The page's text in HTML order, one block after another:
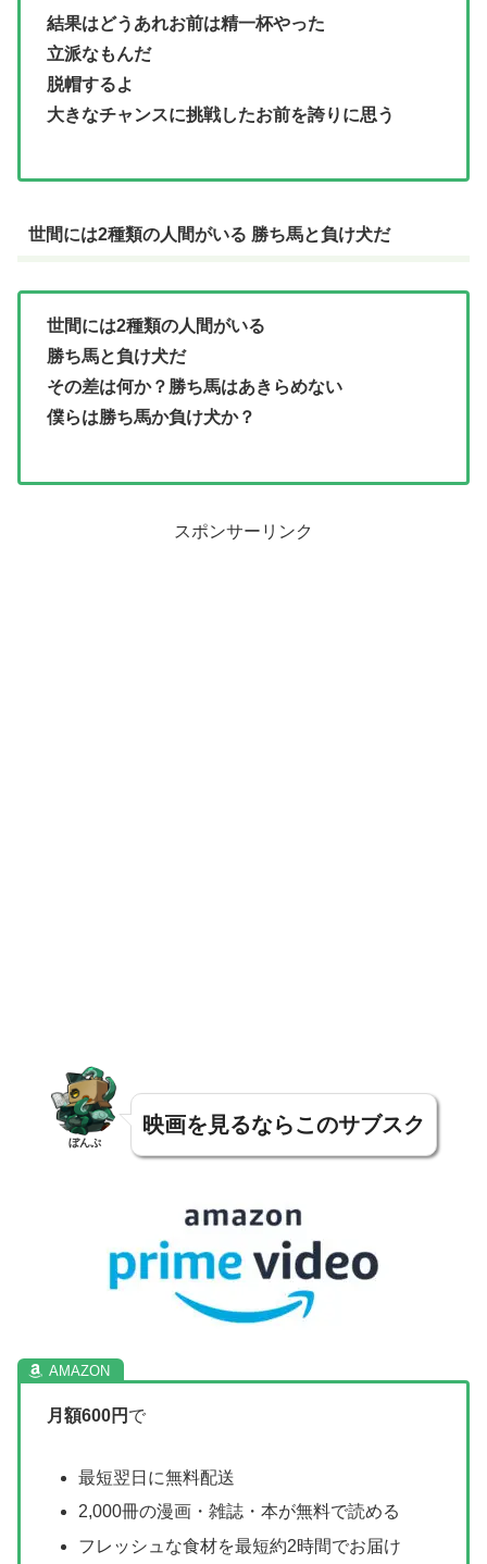
結果はどうあれお前は精一杯やった
立派なもんだ
脱帽するよ
大きなチャンスに挑戦したお前を誇りに思う
世間には2種類の人間がいる 勝ち馬と負け犬だ
世間には2種類の人間がいる
勝ち馬と負け犬だ
その差は何か？勝ち馬はあきらめない
僕らは勝ち馬か負け犬か？
スポンサーリンク
ぼんぷ
映画を見るならこのサブスク
月額600円 で
最短翌日に無料配送
2,000冊の漫画・雑誌・本が無料で読める
フレッシュな食材を最短約2時間でお届け